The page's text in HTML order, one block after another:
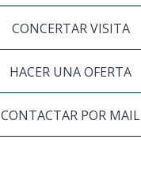
CONCERTAR VISITA
HACER UNA OFERTA
CONTACTAR POR MAIL